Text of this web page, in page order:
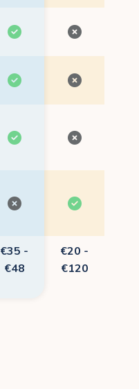
€35 -
€48
€20 -
€120